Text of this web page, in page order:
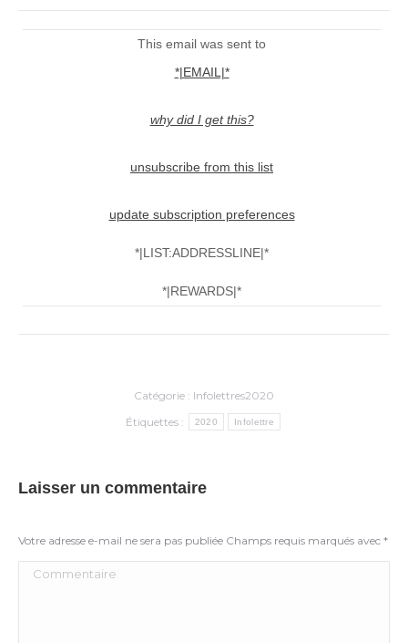
This email was sent to
*|EMAIL|*
why did I get this?
unsubscribe from this list
update subscription preferences
*|LIST:ADDRESSLINE|*
*|REWARDS|*
Catégorie : Infolettres2020
Étiquettes :
2020 Infolettre
Laisser un commentaire
Votre adresse e-mail ne sera pas publiée Champs requis marqués avec *
Commentaire